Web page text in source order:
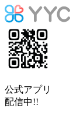
公式アプリ
配信中!!